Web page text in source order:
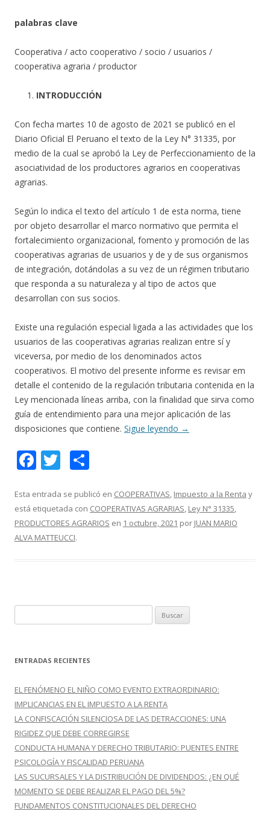
palabras clave
Cooperativa / acto cooperativo / socio / usuarios /
cooperativa agraria / productor
INTRODUCCIÓN
Con fecha martes 10 de agosto de 2021 se publicó en el
Diario Oficial El Peruano el texto de la Ley N° 31335, por
medio de la cual se aprobó la Ley de Perfeccionamiento de la
asociatividad de los productores agrarios en cooperativas
agrarias.
Según lo indica el texto del artículo 1 de esta norma, tiene
por objeto desarrollar el marco normativo que permita el
fortalecimiento organizacional, fomento y promoción de las
cooperativas agrarias de usuarios y de y de sus organismos
de integración, dotándolas a su vez de un régimen tributario
que responda a su naturaleza y al tipo de actos que
desarrollan con sus socios.
Existe una regulación especial ligada a las actividades que los
usuarios de las cooperativas agrarias realizan entre sí y
viceversa, por medio de los denominados actos
cooperativos. El motivo del presente informe es revisar em
detalle el contenido de la regulación tributaria contenida en la
Ley mencionada líneas arriba, con la finalidad que sirva como
guía de entendimiento para una mejor aplicación de las
disposiciones que contiene. Sigue leyendo →
F
e
b
o
T
itt
er
m
p
Esta entrada se publicó en COOPERATIVAS, Impuesto a la Renta y
está etiquetada con COOPERATIVAS AGRARIAS, Ley N° 31335,
PRODUCTORES AGRARIOS en 1 octubre, 2021 por JUAN MARIO
ALVA MATTEUCCI.
u
c
r
:
ENTRADAS RECIENTES
EL FENÓMENO EL NIÑO COMO EVENTO EXTRAORDINARIO:
IMPLICANCIAS EN EL IMPUESTO A LA RENTA
LA CONFISCACIÓN SILENCIOSA DE LAS DETRACCIONES: UNA
RIGIDEZ QUE DEBE CORREGIRSE
CONDUCTA HUMANA Y DERECHO TRIBUTARIO: PUENTES ENTRE
PSICOLOGÍA Y FISCALIDAD PERUANA
LAS SUCURSALES Y LA DISTRIBUCIÓN DE DIVIDENDOS: ¿EN QUÉ
MOMENTO SE DEBE REALIZAR EL PAGO DEL 5%?
FUNDAMENTOS CONSTITUCIONALES DEL DERECHO